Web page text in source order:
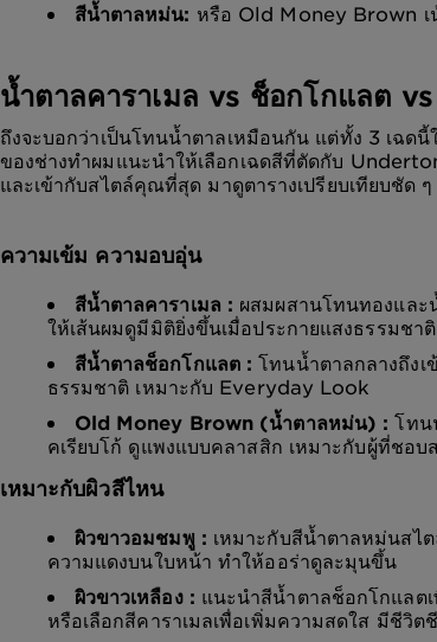
สีน้ำตาลหม่น: หรือ Old Money Brown เ
น้ำตาลคาราเมล vs ช็อกโกแลต
ถึงจะบอกว่าเป็นโทนน้ำตาลเหมือนกัน แต่ทั้ง 3 เฉด
ของช่างทำผมแนะนำให้เลือกเฉดสีที่ตัดกับ
และเข้ากับสไตล์คุณที่สุด มาดูตารางเปรียบเทียบชัด
ความเข้ม ความอบอุ่น
สีน้ำตาลคาราเมล : ผสมผสานโทนทองและ
ให้เส้นผมดูมีมิติยิ่งขึ้นเมื่อประกายแสงธรรมชาติ
สีน้ำตาลช็อกโกแลต :โทนน้ำตาลกลางถึง
ธรรมชาติ เหมาะกับ Everyday Look
Old Money Brown (น้ำตาลหม่น) : โทน
คเรียบโก้ ดูแพงแบบคลาสสิก เหมาะกับผู้ที่ชอ
เหมาะกับผิวสีไหน
ผิวขาวอมชมพู : เหมาะกับสีน้ำตาลหม่นสไ
ความแดงบนใบหน้า ทำให้ออร่าดูละมุนขึ้น
ผิวขาวเหลือง : แนะนำสีน้ำตาลช็อกโกแลต
หรือเลือกสีคาราเมลเพื่อเพิ่มความสดใส มีชีวิต